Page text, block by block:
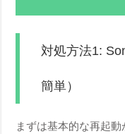
対処方法1:
簡単）
まずは基本的な再起動